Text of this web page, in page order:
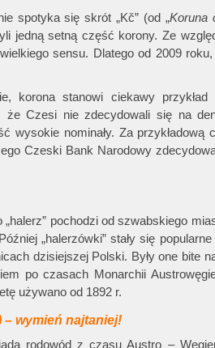
spotyka się skrót „Kč” (od „Koruna
jedną setną część korony. Ze
sensu. Dlatego od 2009
korona stanowi ciekawy przykład
że Czesi nie zdecydowali się na
wysokie nominały. Za przykładową
Czeski Bank Narodowy
„halerz” pochodzi od szwabskiego
„halerzówki” stały się
dzisiejszej Polski. Były one bite
po czasach Monarchii
używano od 1892 r.
– wymień najtaniej!
rodowód z czasu Austro –